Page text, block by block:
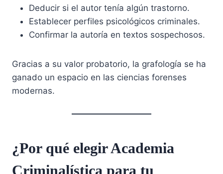
Deducir si el autor tenía algún trastorno.
Establecer perfiles psicológicos criminales.
Confirmar la autoría en textos sospechosos.
Gracias a su valor probatorio, la grafología se ha
ganado un espacio en las ciencias forenses
modernas.
¿Por qué elegir Academia
Criminalística para tu